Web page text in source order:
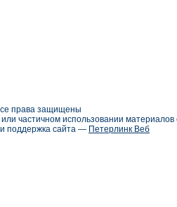
права защищены
частичном использовании
и поддержка сайта — Петерлинк Веб